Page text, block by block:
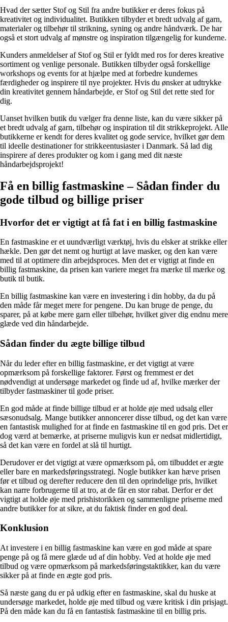
Hvad der sætter Stof og Stil fra andre butikker er deres fokus på
kreativitet og individualitet. Butikken tilbyder et bredt udvalg af garn,
materialer og tilbehør til strikning, syning og andre håndværk. De har
også et stort udvalg af mønstre og inspiration tilgængelig for kunderne.
Kunders anmeldelser af Stof og Stil er fyldt med ros for deres kreative
sortiment og venlige personale. Butikken tilbyder også forskellige
workshops og events for at hjælpe med at forbedre kundernes
færdigheder og inspirere til nye projekter. Hvis du ønsker at udtrykke
din kreativitet gennem håndarbejde, er Stof og Stil det rette sted for
dig.
Uanset hvilken butik du vælger fra denne liste, kan du være sikker på
et bredt udvalg af garn, tilbehør og inspiration til dit strikkeprojekt. Alle
butikkerne er kendt for deres kvalitet og gode service, hvilket gør dem
til ideelle destinationer for strikkeentusiaster i Danmark. Så lad dig
inspirere af deres produkter og kom i gang med dit næste
håndarbejdsprojekt!
Få en billig fastmaskine – Sådan finder du
gode tilbud og billige priser
Hvorfor det er vigtigt at få fat i en billig fastmaskine
En fastmaskine er et uundværligt værktøj, hvis du elsker at strikke eller
hækle. Den gør det nemt og hurtigt at lave masker, og den kan være
med til at optimere din arbejdsproces. Men det er vigtigt at finde en
billig fastmaskine, da prisen kan variere meget fra mærke til mærke og
butik til butik.
En billig fastmaskine kan være en investering i din hobby, da du på
den måde får meget mere for pengene. Du kan bruge de penge, du
sparer, på at købe mere garn eller tilbehør, hvilket giver dig endnu mere
glæde ved din håndarbejde.
Sådan finder du ægte billige tilbud
Når du leder efter en billig fastmaskine, er det vigtigt at være
opmærksom på forskellige faktorer. Først og fremmest er det
nødvendigt at undersøge markedet og finde ud af, hvilke mærker der
tilbyder fastmaskiner til gode priser.
En god måde at finde billige tilbud er at holde øje med udsalg eller
sæsonudsalg. Mange butikker annoncerer disse tilbud, og det kan være
en fantastisk mulighed for at finde en fastmaskine til en god pris. Det er
dog værd at bemærke, at priserne muligvis kun er nedsat midlertidigt,
så det kan være en fordel at slå til hurtigt.
Derudover er det vigtigt at være opmærksom på, om tilbuddet er ægte
eller bare en markedsføringsstrategi. Nogle butikker kan hæve prisen
før et tilbud og derefter reducere den til den oprindelige pris, hvilket
kan narre forbrugerne til at tro, at de får en stor rabat. Derfor er det
vigtigt at holde øje med prishistorikken og sammenligne priserne med
andre butikker for at sikre, at du faktisk finder en god deal.
Konklusion
At investere i en billig fastmaskine kan være en god måde at spare
penge på og få mere glæde ud af din hobby. Ved at holde øje med
tilbud og være opmærksom på markedsføringstaktikker, kan du være
sikker på at finde en ægte god pris.
Så næste gang du er på udkig efter en fastmaskine, skal du huske at
undersøge markedet, holde øje med tilbud og være kritisk i din prisjagt.
På den måde kan du få en fantastisk fastmaskine til en billig pris.